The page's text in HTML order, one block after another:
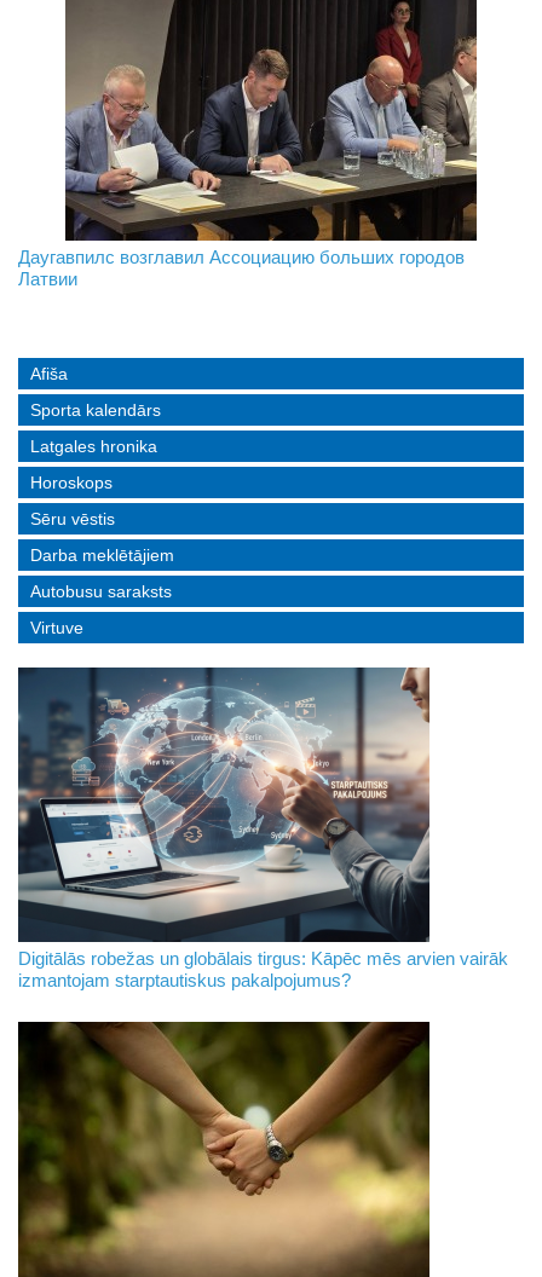
На границе с Беларусью ждут усиления
Даугавпилс возглавил Ассоциацию больших городов
Латвии
Инвалидность — не приговор: «Mediastrims» расскажет
реальные истории людей с ограниченными возможностями
Afiša
Sporta kalendārs
Latgales hronika
Horoskops
Sēru vēstis
Darba meklētājiem
Autobusu saraksts
Virtuve
Digitālās robežas un globālais tirgus: Kāpēc mēs arvien vairāk
izmantojam starptautiskus pakalpojumus?